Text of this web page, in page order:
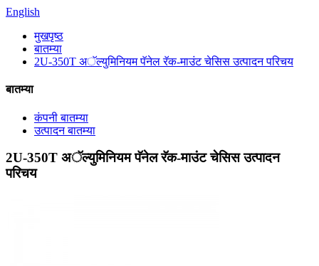
English
मुखपृष्ठ
बातम्या
2U-350T अॅल्युमिनियम पॅनेल रॅक-माउंट चेसिस उत्पादन परिचय
बातम्या
कंपनी बातम्या
उत्पादन बातम्या
2U-350T अॅल्युमिनियम पॅनेल रॅक-माउंट चेसिस उत्पादन
परिचय